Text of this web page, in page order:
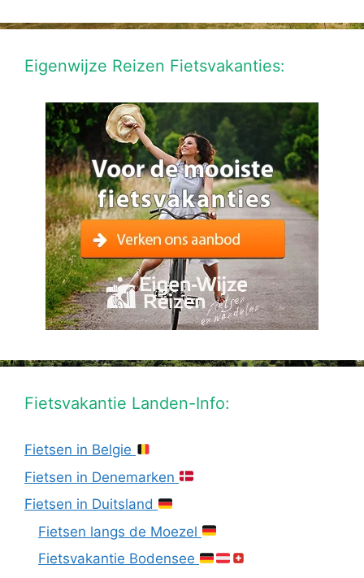
Eigenwijze Reizen Fietsvakanties:
Fietsvakantie Landen-Info:
Fietsen in Belgie
Fietsen in Denemarken
Fietsen in Duitsland
Fietsen langs de Moezel
Fietsvakantie Bodensee